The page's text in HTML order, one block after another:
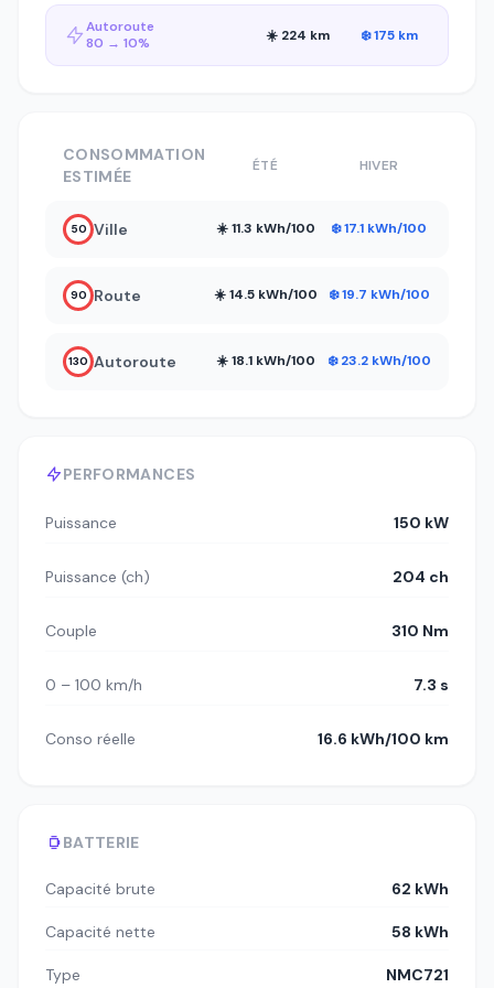
Autoroute
80 → 10%
☀️ 224 km ❄️ 175 km
PERFORMANCES
Puissance 150 kW
Puissance (ch) 204 ch
Couple 310 Nm
0 – 100 km/h 7.3 s
Conso réelle 16.6 kWh/100 km
BATTERIE
Capacité brute 62 kWh
Capacité nette 58 kWh
Type NMC721
CONSOMMATION
ESTIMÉE
ÉTÉ HIVER
50 Ville ☀️ 11.3 kWh/100 ❄️ 17.1 kWh/100
90 Route ☀️ 14.5 kWh/100 ❄️ 19.7 kWh/100
130 Autoroute ☀️ 18.1 kWh/100 ❄️ 23.2 kWh/100